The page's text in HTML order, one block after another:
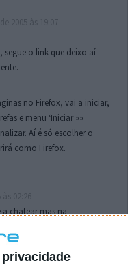
segue o link que deixo aí
no Firefox, vai a iniciar,
e menu ‘Iniciar »»
Aí é só escolher o
como Firefox.
a chatear mas na
a desesperar, ate ja